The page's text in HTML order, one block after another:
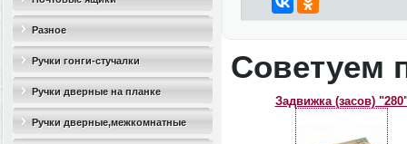
Разное
Ручки гонги-стучалки
Ручки дверные на планке
Ручки дверные,межкомнатные
Советуем
Задвижка (засов)